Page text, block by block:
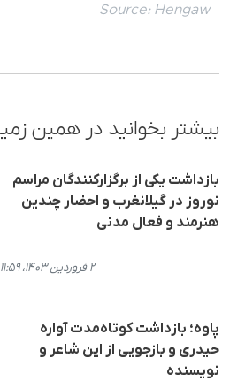
Source: Hengaw
بیشتر بخوانید در همین
بازداشت یکی از برگزارکنندگان مراسم
نوروز در گیلانغرب و احضار چندین
هنرمند و فعال مدنی
۲ فروردین ۱۴۰۳، ۱۱:۵۹
پاوه؛ بازداشت کوتاه‌مدت آواره
حیدری و بازجویی از این شاعر و
نویسنده